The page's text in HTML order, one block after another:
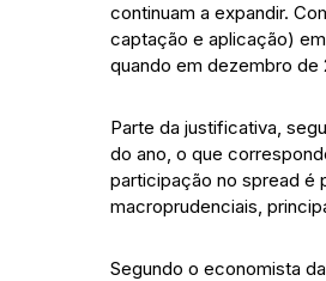
continuam a expandir.
captação e aplicação)
quando em dezembro de
Parte da justificativa,
do ano, o que
participação no spread é
macroprudenciais,
Segundo o economista